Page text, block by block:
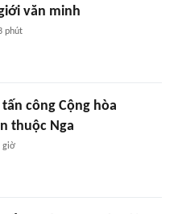
văn minh
phút
công Cộng hòa
thuộc Nga
giờ